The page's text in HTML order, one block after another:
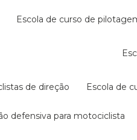
escola de curso de
de direção escola de
defensiva para motociclista